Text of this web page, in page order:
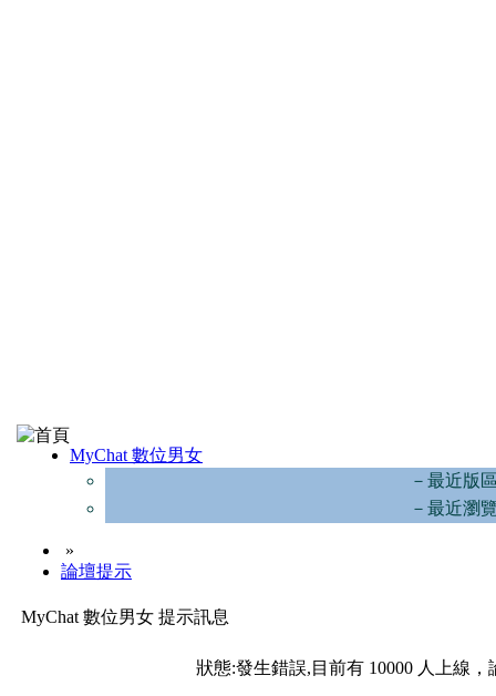
MyChat 數位男女
－最近版
－最近瀏
»
論壇提示
MyChat 數位男女 提示訊息
狀態:發生錯誤,目前有 10000 人上線